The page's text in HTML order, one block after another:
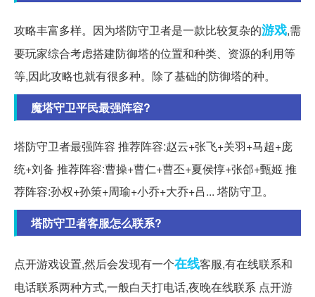
攻略丰富多样。因为塔防守卫者是一款比较复杂的游戏,需
要玩家综合考虑搭建防御塔的位置和种类、资源的利用等
等,因此攻略也就有很多种。除了基础的防御塔的种。
魔塔守卫平民最强阵容?
塔防守卫者最强阵容 推荐阵容:赵云+张飞+关羽+马超+庞
统+刘备 推荐阵容:曹操+曹仁+曹丕+夏侯惇+张郃+甄姬 推
荐阵容:孙权+孙策+周瑜+小乔+大乔+吕... 塔防守卫。
塔防守卫者客服怎么联系?
点开游戏设置,然后会发现有一个在线客服,有在线联系和
电话联系两种方式,一般白天打电话,夜晚在线联系 点开游